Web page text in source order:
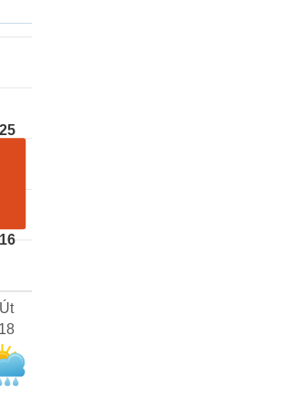
25
16
Út
18